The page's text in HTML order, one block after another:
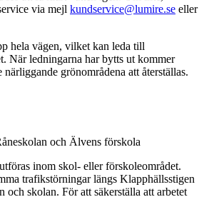
via mejl kundservice@lumire.se eller
hela vägen, vilket kan leda till
När ledningarna har bytts ut kommer
grönområdena att återställas.
och Älvens förskola
inom skol- eller förskoleområdet.
trafikstörningar längs Klapphällsstigen
skolan. För att säkerställa att arbetet